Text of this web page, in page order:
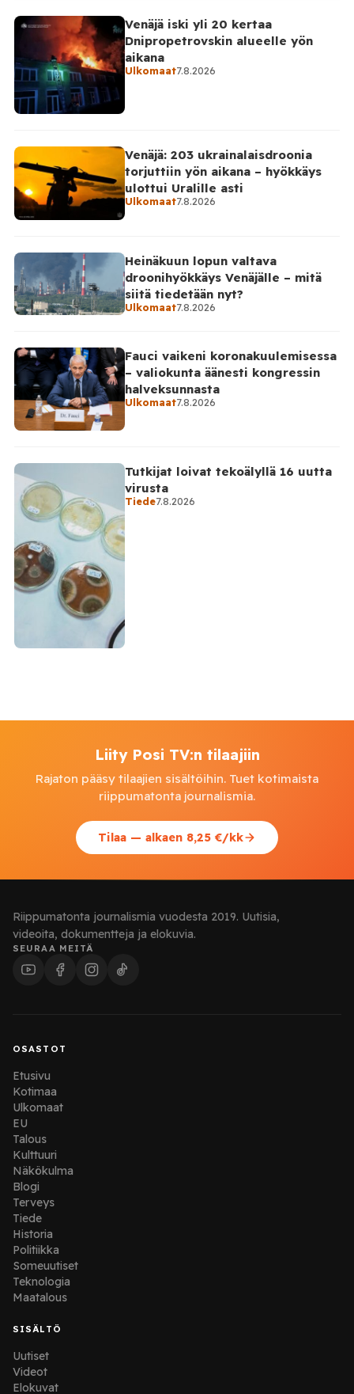
Venäjä iski yli 20 kertaa
Dnipropetrovskin alueelle yön
aikana
Ulkomaat7.8.2026
Venäjä: 203 ukrainalaisdroonia
torjuttiin yön aikana – hyökkäys
ulottui Uralille asti
Ulkomaat7.8.2026
Heinäkuun lopun valtava
droonihyökkäys Venäjälle – mitä
siitä tiedetään nyt?
Ulkomaat7.8.2026
Fauci vaikeni koronakuulemisessa
– valiokunta äänesti kongressin
halveksunnasta
Ulkomaat7.8.2026
Tutkijat loivat tekoälyllä 16 uutta
virusta
Tiede7.8.2026
Liity Posi TV:n tilaajiin
Rajaton pääsy tilaajien sisältöihin. Tuet kotimaista
riippumatonta journalismia.
Tilaa — alkaen 8,25 €/kk
Riippumatonta journalismia vuodesta 2019. Uutisia,
videoita, dokumentteja ja elokuvia.
SEURAA MEITÄ
OSASTOT
Etusivu
Kotimaa
Ulkomaat
EU
Talous
Kulttuuri
Näkökulma
Blogi
Terveys
Tiede
Historia
Politiikka
Someuutiset
Teknologia
Maatalous
SISÄLTÖ
Uutiset
Videot
Elokuvat